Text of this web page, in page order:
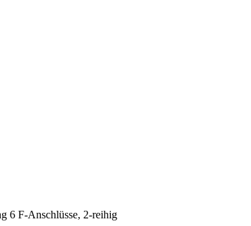
6 F-Anschlüsse, 2-reihig